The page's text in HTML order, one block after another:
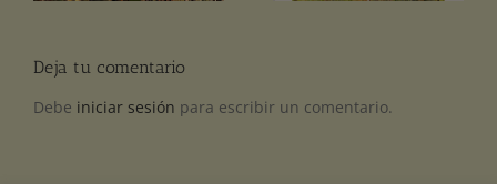
Deja tu comentario
Debe iniciar sesión para escribir un comentario.